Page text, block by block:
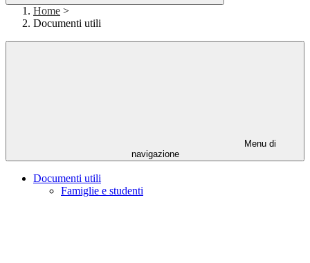
Home >
Documenti utili
Menu di
navigazione
Documenti utili
Famiglie e studenti